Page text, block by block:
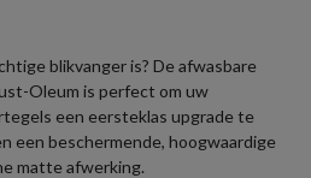
blikvanger is? De afwasbare
Oleum is perfect om uw
een eersteklas upgrade te
een beschermende, hoogwaardige
matte afwerking.